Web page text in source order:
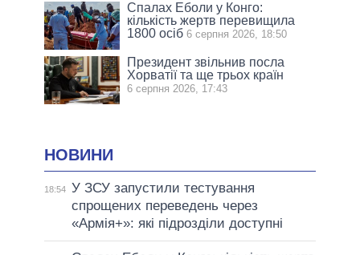
Спалах Еболи у Конго:
кількість жертв перевищила
1800 осіб 6 серпня 2026, 18:50
Президент звільнив посла
Хорватії та ще трьох країн
6 серпня 2026, 17:43
НОВИНИ
18:54 У ЗСУ запустили тестування
спрощених переведень через
«Армія+»: які підрозділи доступні